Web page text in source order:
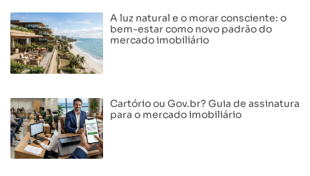
A luz natural e o morar consciente: o
bem-estar como novo padrão do
mercado imobiliário
Cartório ou Gov.br? Guia de assinatura
para o mercado imobiliário